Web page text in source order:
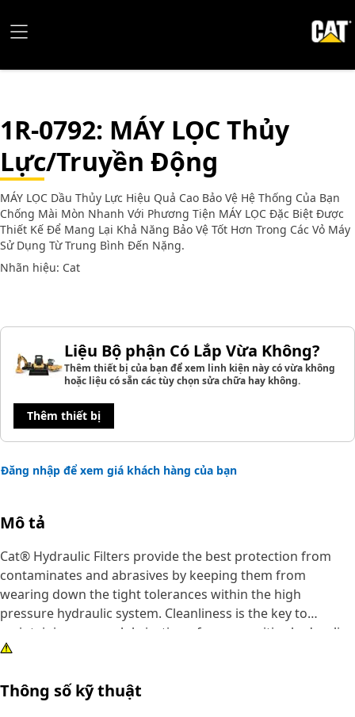
1R-0792: MÁY LỌC Thủy
Lực/Truyền Động
MÁY LỌC Dầu Thủy Lực Hiệu Quả Cao Bảo Vệ Hệ Thống Của Bạn
Chống Mài Mòn Nhanh Với Phương Tiện MÁY LỌC Đặc Biệt Được
Thiết Kế Để Mang Lại Khả Năng Bảo Vệ Tốt Hơn Trong Các Vỏ Máy
Sử Dụng Từ Trung Bình Đến Nặng.
Nhãn hiệu: Cat
Liệu Bộ phận Có Lắp Vừa Không?
Thêm thiết bị của bạn để xem linh kiện này có vừa không
hoặc liệu có sẵn các tùy chọn sửa chữa hay không.
Thêm thiết bị
Đăng nhập để xem giá khách hàng của bạn
Mô tả
Cat® Hydraulic Filters provide the best protection from
contaminates and abrasives by keeping them from
wearing down the tight tolerances within the high
pressure hydraulic system. Cleanliness is the key to
maintaining proper lubrication of your sensitive hydraulic
system.
Thông số kỹ thuật